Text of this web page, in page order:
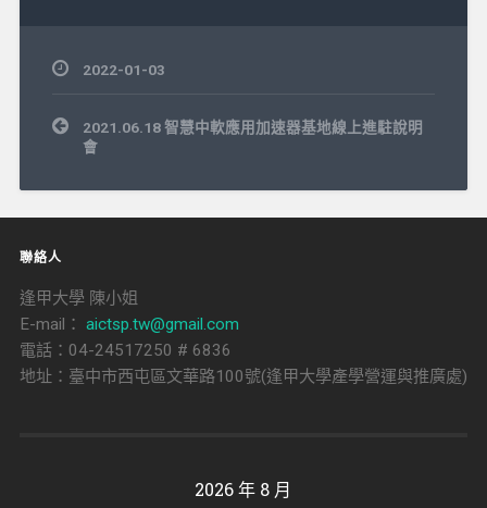
2022-01-03
文
章
2021.06.18 智慧中軟應用加速器基地線上進駐說明
會
聯絡人
逢甲大學 陳小姐
E-mail： aictsp.tw@gmail.com
電話：04-24517250 # 6836
地址：臺中市西屯區文華路100號(逢甲大學產學營運與推廣處)
2026 年 8 月